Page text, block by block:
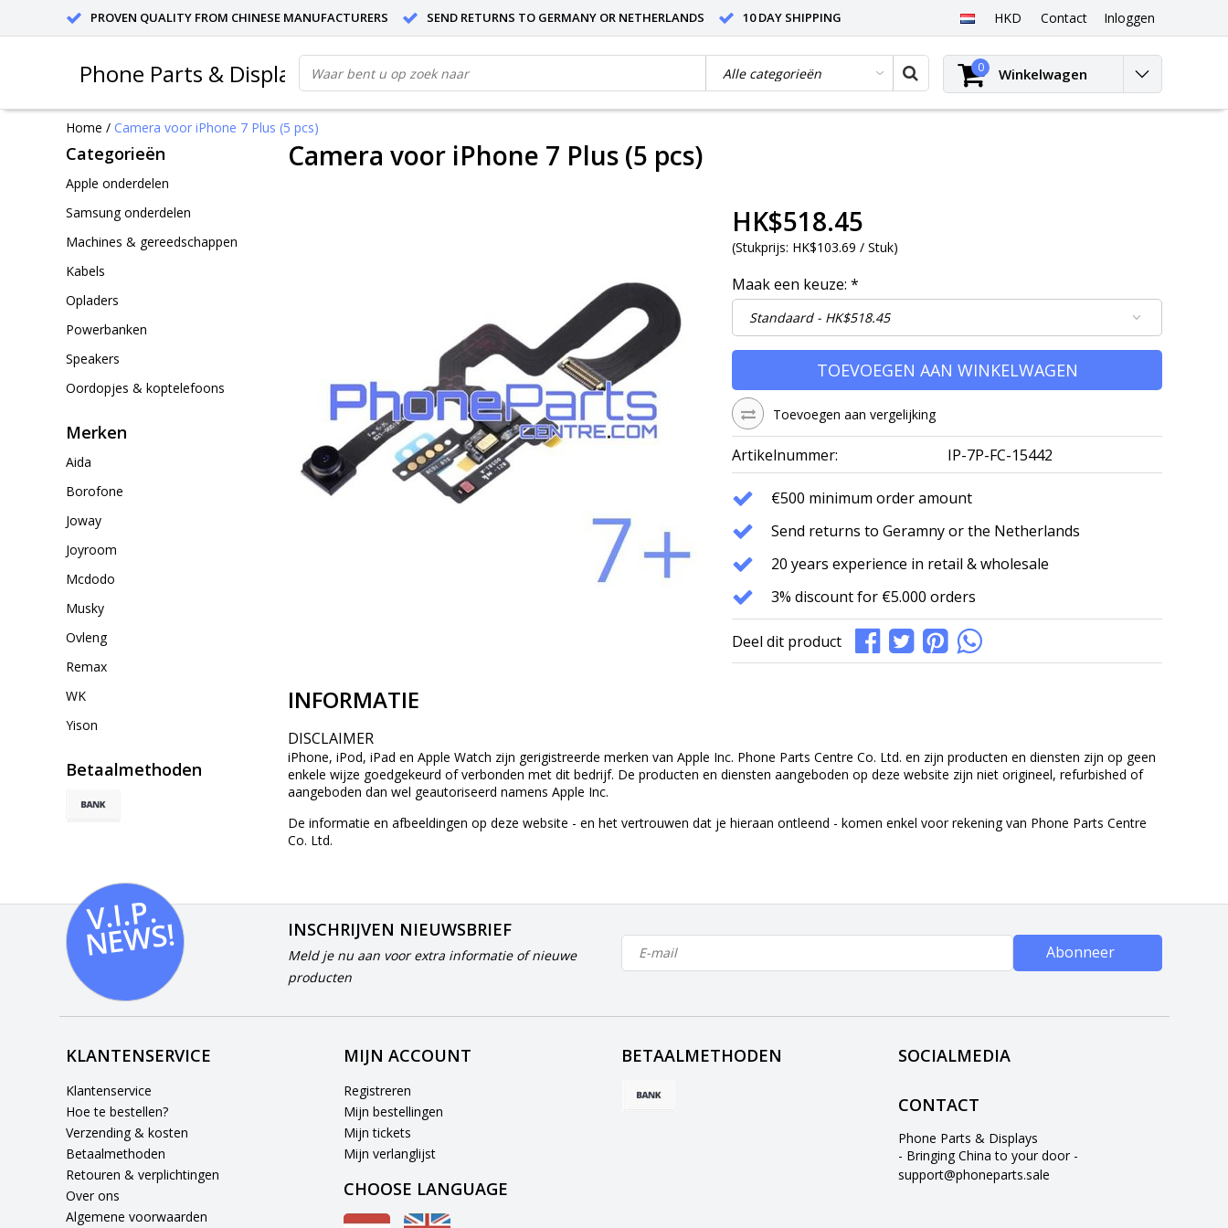
PROVEN QUALITY FROM CHINESE MANUFACTURERS SEND RETURNS TO GERMANY OR NETHERLANDS 10 DAY SHIPPING HKD Contact Inloggen
Phone Parts & Displays 0 Winkelwagen
Home / Camera voor iPhone 7 Plus (5 pcs)
Categorieën
Apple onderdelen
Samsung onderdelen
Machines & gereedschappen
Kabels
Opladers
Powerbanken
Speakers
Oordopjes & koptelefoons
Merken
Aida
Borofone
Joway
Joyroom
Mcdodo
Musky
Ovleng
Remax
WK
Yison
Betaalmethoden
Camera voor iPhone 7 Plus (5 pcs)
HK$518.45
(Stukprijs: HK$103.69 / Stuk)
Maak een keuze: *
TOEVOEGEN AAN WINKELWAGEN
Toevoegen aan vergelijking
Artikelnummer: IP-7P-FC-15442
€500 minimum order amount
Send returns to Geramny or the Netherlands
20 years experience in retail & wholesale
3% discount for €5.000 orders
Deel dit product
INFORMATIE
DISCLAIMER
iPhone, iPod, iPad en Apple Watch zijn gerigistreerde merken van Apple Inc. Phone Parts Centre Co. Ltd. en zijn producten en diensten zijn op geen
enkele wijze goedgekeurd of verbonden met dit bedrijf. De producten en diensten aangeboden op deze website zijn niet origineel, refurbished of
aangeboden dan wel geautoriseerd namens Apple Inc.
De informatie en afbeeldingen op deze website - en het vertrouwen dat je hieraan ontleend - komen enkel voor rekening van Phone Parts Centre
Co. Ltd.
V.I.
P.
N
E
W
S! INSCHRIJVEN NIEUWSBRIEF
Meld je nu aan voor extra informatie of nieuwe
producten
Abonneer
KLANTENSERVICE
Klantenservice
Hoe te bestellen?
Verzending & kosten
Betaalmethoden
Retouren & verplichtingen
Over ons
Algemene voorwaarden
MIJN ACCOUNT
Registreren
Mijn bestellingen
Mijn tickets
Mijn verlanglijst
CHOOSE LANGUAGE
BETAALMETHODEN SOCIALMEDIA
CONTACT
Phone Parts & Displays
- Bringing China to your door -
support@phoneparts.sale